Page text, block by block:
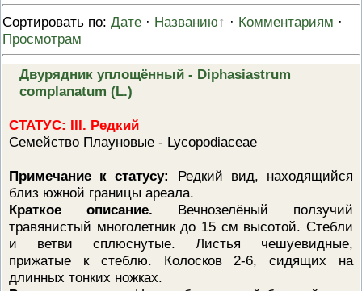
ПРИМЕНЯЕМЫЙ ПРИ
ИСПОЛЬЗОВАНИЯ ООПТ
ФЕДЕРАЛЬНОГО ЗНАЧЕНИЯ
КОНТРОЛЬНЫХ
ИСЧЕРПЫВАЮЩИЙ
СВЕДЕНИЙ, КОТОРЫЕ МОГУТ
(НАДЗОРНЫМ) ОРГАНОМ У
КОНТРОЛИРУЕМОГО ЛИЦА
Сортировать по: Дате · Названию · Комментариям ·
Просмотрам
Двурядник уплощённый - Diphasiastrum
complanatum (L.)
СТАТУС: III. Редкий
Семейство Плауновые - Lycopodiaceae
Примечание к статусу:
Редкий вид, находящийся
близ южной границы ареала.
Краткое описание. Вечнозелёный ползучий
травянистый многолетник до 15 см высотой. Стебли
и ветви сплюснутые. Листья чешуевидные,
прижатые к стеблю. Колосков 2-6, сидящих на
длинных тонких ножках.